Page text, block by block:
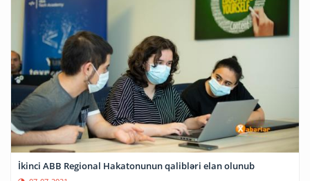
İkinci ABB Regional Hakatonunun qalibləri elan olunub